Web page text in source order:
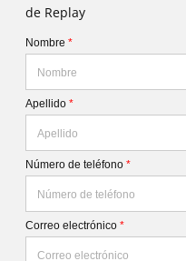
de Replay
Nombre *
Apellido *
Número de teléfono *
Correo electrónico *